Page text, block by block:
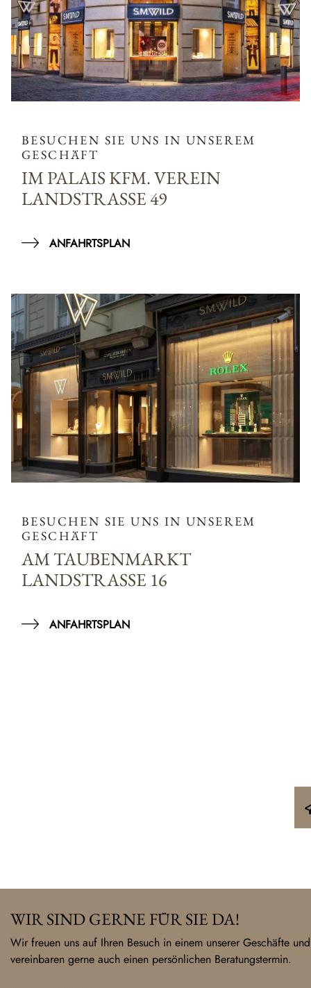
BESUCHEN SIE UNS IN UNSEREM
GESCHÄFT
IM PALAIS KFM. VEREIN
LANDSTRASSE 49
ANFAHRTSPLAN
BESUCHEN SIE UNS IN UNSEREM
GESCHÄFT
AM TAUBENMARKT
LANDSTRASSE 16
ANFAHRTSPLAN
WIR SIND GERNE FÜR SIE DA!
Wir freuen uns auf Ihren Besuch in einem unserer Geschäfte und
vereinbaren gerne auch einen persönlichen Beratungstermin.